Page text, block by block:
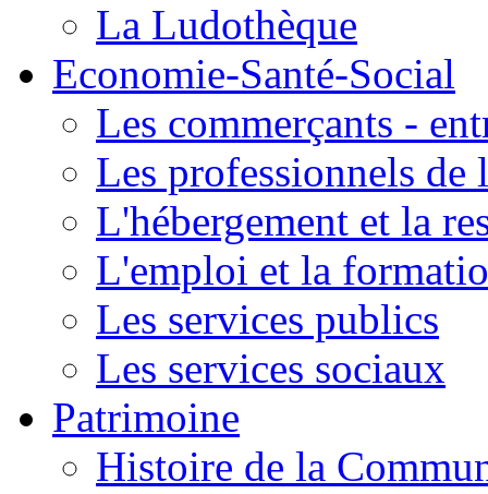
La Ludothèque
Economie-Santé-Social
Les commerçants -
Les professionnels de
L'hébergement et la
L'emploi et la
Les services publics
Les services sociaux
Patrimoine
Histoire de la